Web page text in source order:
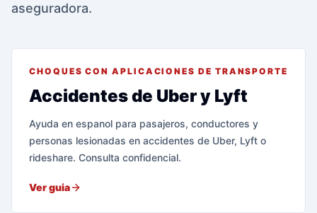
aseguradora.
CHOQUES CON APLICACIONES DE TRANSPORTE
Accidentes de Uber y Lyft
Ayuda en espanol para pasajeros, conductores y
personas lesionadas en accidentes de Uber, Lyft o
rideshare. Consulta confidencial.
Ver guia